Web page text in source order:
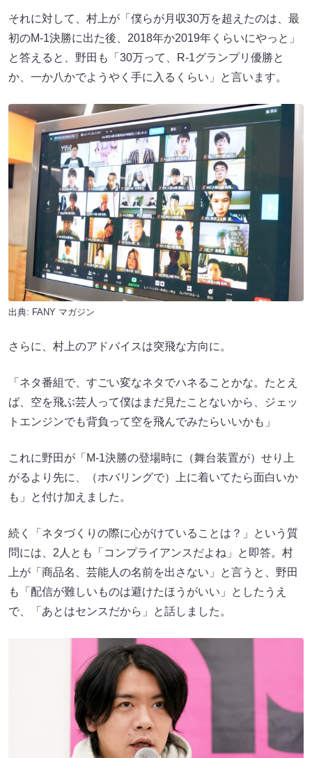
それに対して、村上が「僕らが月収30万を超えたのは、最
初のM-1決勝に出た後、2018年か2019年くらいにやっと」
と答えると、野田も「30万って、R-1グランプリ優勝と
か、一か八かでようやく手に入るくらい」と言います。
出典: FANY マガジン
さらに、村上のアドバイスは突飛な方向に。
「ネタ番組で、すごい変なネタでハネることかな。たとえ
ば、空を飛ぶ芸人って僕はまだ見たことないから、ジェッ
トエンジンでも背負って空を飛んでみたらいいかも」
これに野田が「M-1決勝の登場時に（舞台装置が）せり上
がるより先に、（ホバリングで）上に着いてたら面白いか
も」と付け加えました。
続く「ネタづくりの際に心がけていることは？」という質
問には、2人とも「コンプライアンスだよね」と即答。村
上が「商品名、芸能人の名前を出さない」と言うと、野田
も「配信が難しいものは避けたほうがいい」としたうえ
で、「あとはセンスだから」と話しました。